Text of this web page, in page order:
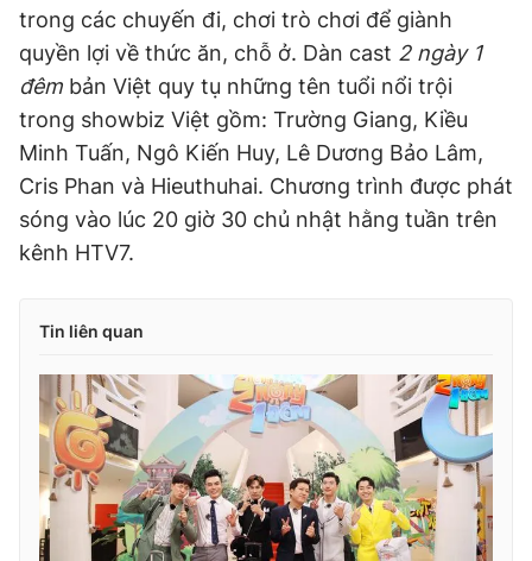
trong các chuyến đi, chơi trò chơi để giành
quyền lợi về thức ăn, chỗ ở. Dàn cast 2 ngày 1
đêm bản Việt quy tụ những tên tuổi nổi trội
trong showbiz Việt gồm: Trường Giang, Kiều
Minh Tuấn, Ngô Kiến Huy, Lê Dương Bảo Lâm,
Cris Phan và Hieuthuhai. Chương trình được phát
sóng vào lúc 20 giờ 30 chủ nhật hằng tuần trên
kênh HTV7.
Tin liên quan